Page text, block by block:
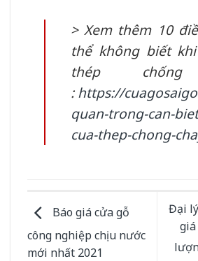
> Xem thêm 10
thể không biết
thép
:https://
quan-trong-can-
cua-thep-chong-
Báo giá cửa gỗ
công nghiệp chịu nước
mới nhất 2021
Đại